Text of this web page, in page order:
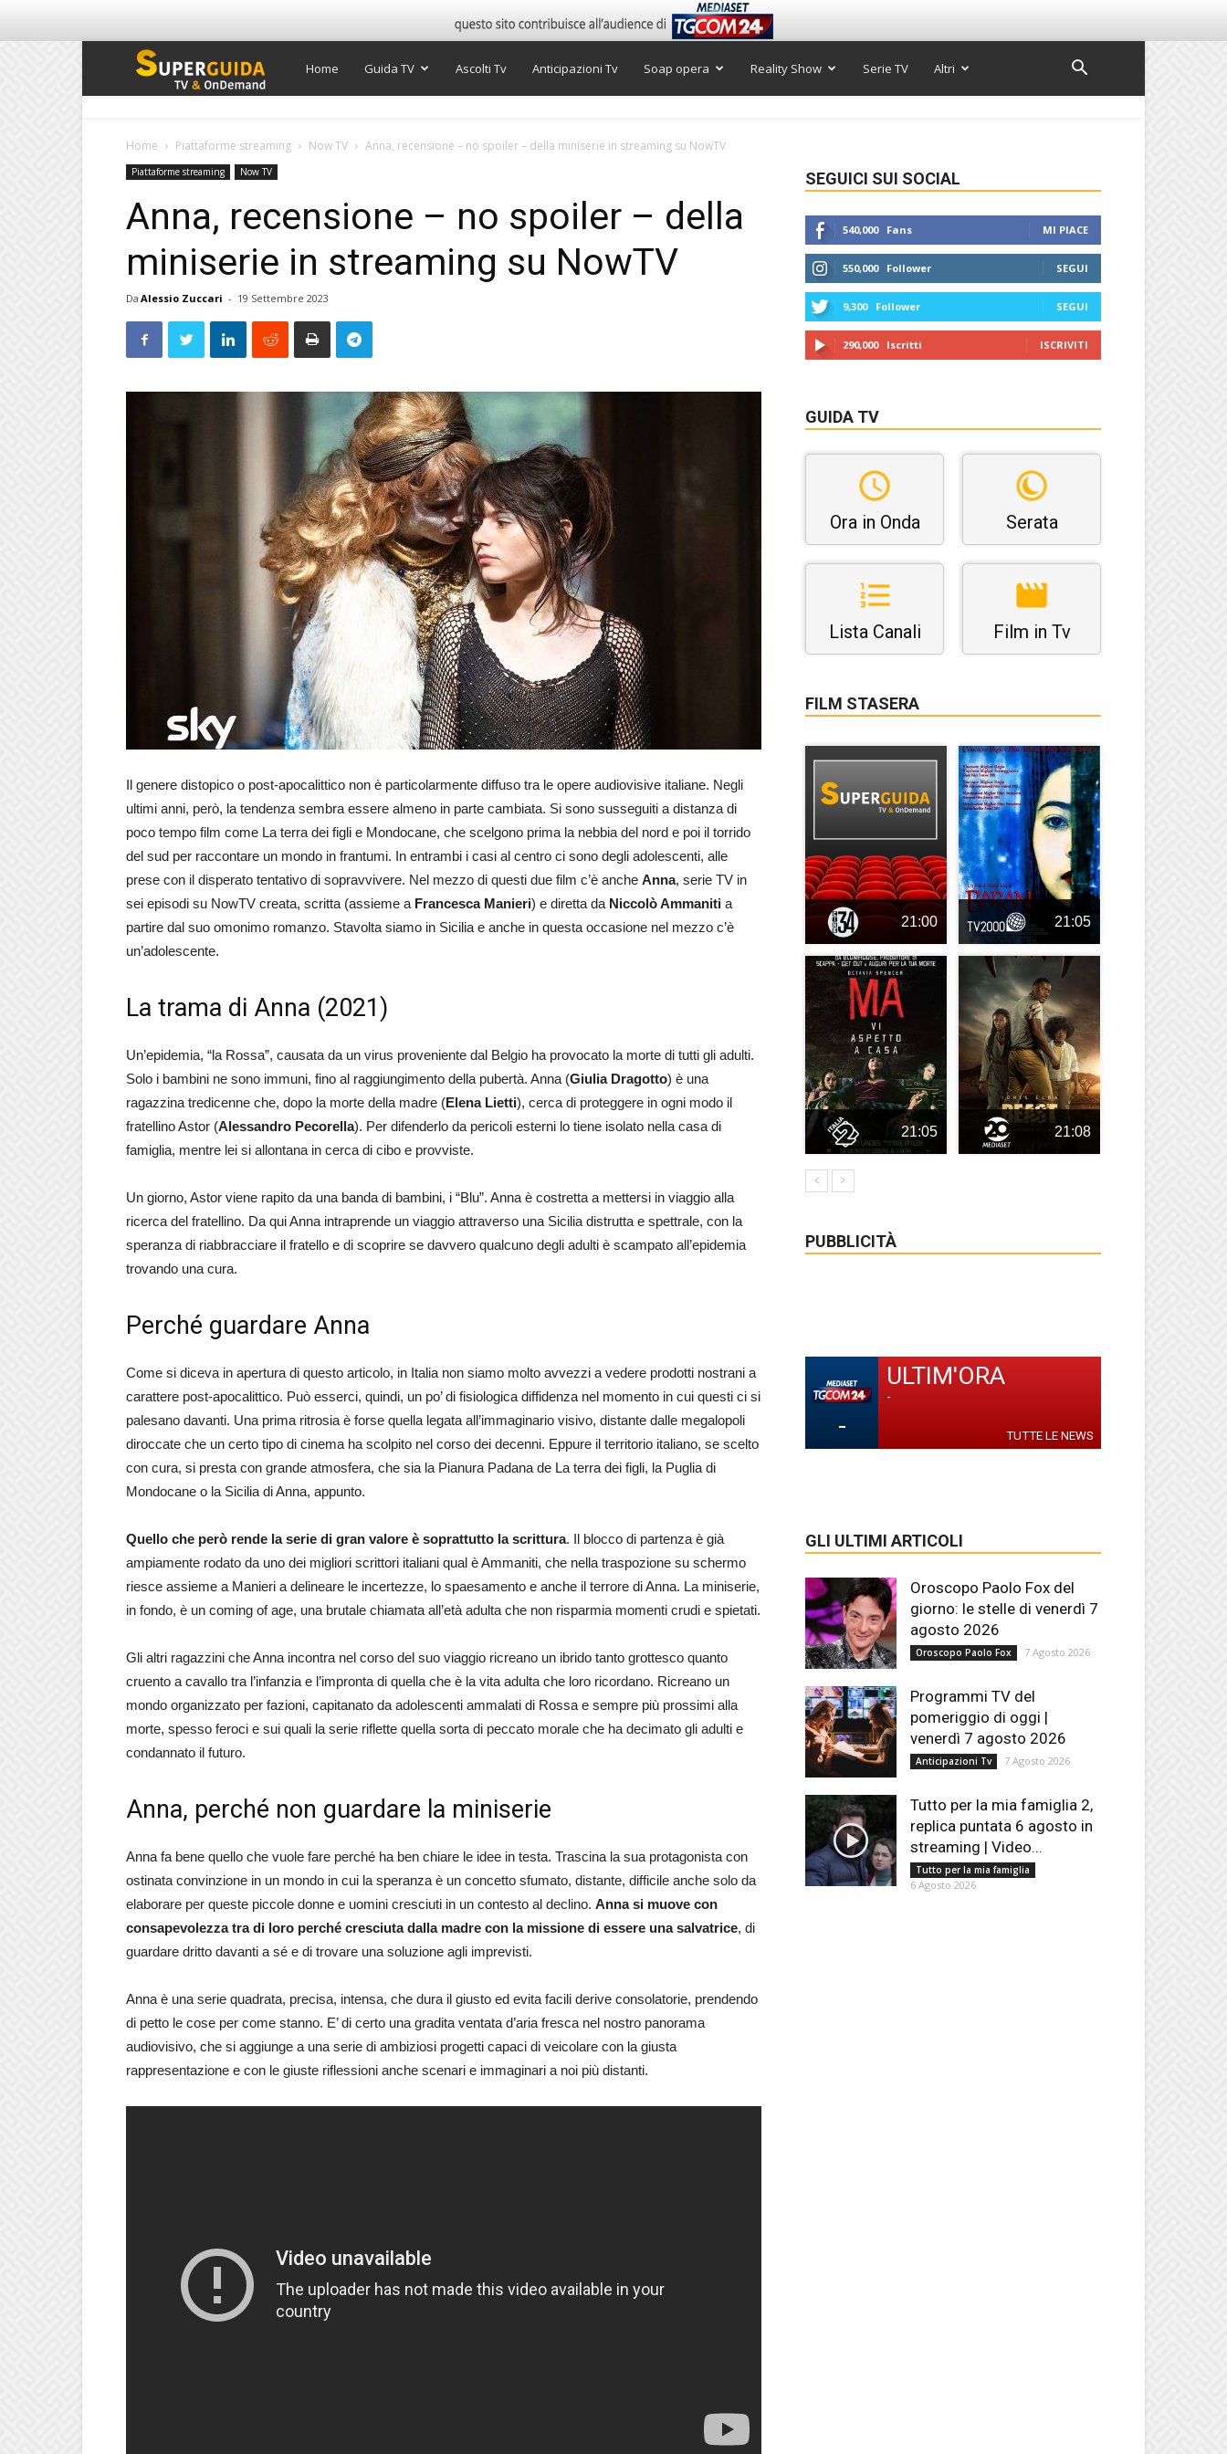
Super
Home Guida TV Ascolti Tv Anticipazioni Tv Soap opera Reality Show Serie TV Altri
Home Piattaforme streaming Now TV Anna, recensione – no spoiler – della miniserie in streaming su NowTV
Piattaforme streaming Now TV
Anna, recensione – no spoiler – della
miniserie in streaming su NowTV
Da Alessio Zuccari - 19 Settembre 2023
Il genere distopico o post-apocalittico non è particolarmente diffuso tra le opere audiovisive italiane. Negli
ultimi anni, però, la tendenza sembra essere almeno in parte cambiata. Si sono susseguiti a distanza di
poco tempo film come La terra dei figli e Mondocane, che scelgono prima la nebbia del nord e poi il torrido
del sud per raccontare un mondo in frantumi. In entrambi i casi al centro ci sono degli adolescenti, alle
prese con il disperato tentativo di sopravvivere. Nel mezzo di questi due film c’è anche Anna, serie TV in
sei episodi su NowTV creata, scritta (assieme a Francesca Manieri) e diretta da Niccolò Ammaniti a
partire dal suo omonimo romanzo. Stavolta siamo in Sicilia e anche in questa occasione nel mezzo c’è
un’adolescente.
La trama di Anna (2021)
Un’epidemia, “la Rossa”, causata da un virus proveniente dal Belgio ha provocato la morte di tutti gli adulti.
Solo i bambini ne sono immuni, fino al raggiungimento della pubertà. Anna (Giulia Dragotto) è una
ragazzina tredicenne che, dopo la morte della madre (Elena Lietti), cerca di proteggere in ogni modo il
fratellino Astor (Alessandro Pecorella). Per difenderlo da pericoli esterni lo tiene isolato nella casa di
famiglia, mentre lei si allontana in cerca di cibo e provviste.
Un giorno, Astor viene rapito da una banda di bambini, i “Blu”. Anna è costretta a mettersi in viaggio alla
ricerca del fratellino. Da qui Anna intraprende un viaggio attraverso una Sicilia distrutta e spettrale, con la
speranza di riabbracciare il fratello e di scoprire se davvero qualcuno degli adulti è scampato all’epidemia
trovando una cura.
Perché guardare Anna
Come si diceva in apertura di questo articolo, in Italia non siamo molto avvezzi a vedere prodotti nostrani a
carattere post-apocalittico. Può esserci, quindi, un po’ di fisiologica diffidenza nel momento in cui questi ci si
palesano davanti. Una prima ritrosia è forse quella legata all’immaginario visivo, distante dalle megalopoli
diroccate che un certo tipo di cinema ha scolpito nel corso dei decenni. Eppure il territorio italiano, se scelto
con cura, si presta con grande atmosfera, che sia la Pianura Padana de La terra dei figli, la Puglia di
Mondocane o la Sicilia di Anna, appunto.
Quello che però rende la serie di gran valore è soprattutto la scrittura. Il blocco di partenza è già
ampiamente rodato da uno dei migliori scrittori italiani qual è Ammaniti, che nella traspozione su schermo
riesce assieme a Manieri a delineare le incertezze, lo spaesamento e anche il terrore di Anna. La miniserie,
in fondo, è un coming of age, una brutale chiamata all’età adulta che non risparmia momenti crudi e spietati.
Gli altri ragazzini che Anna incontra nel corso del suo viaggio ricreano un ibrido tanto grottesco quanto
cruento a cavallo tra l’infanzia e l’impronta di quella che è la vita adulta che loro ricordano. Ricreano un
mondo organizzato per fazioni, capitanato da adolescenti ammalati di Rossa e sempre più prossimi alla
morte, spesso feroci e sui quali la serie riflette quella sorta di peccato morale che ha decimato gli adulti e
condannato il futuro.
Anna, perché non guardare la miniserie
Anna fa bene quello che vuole fare perché ha ben chiare le idee in testa. Trascina la sua protagonista con
ostinata convinzione in un mondo in cui la speranza è un concetto sfumato, distante, difficile anche solo da
elaborare per queste piccole donne e uomini cresciuti in un contesto al declino. Anna si muove con
consapevolezza tra di loro perché cresciuta dalla madre con la missione di essere una salvatrice, di
guardare dritto davanti a sé e di trovare una soluzione agli imprevisti.
Anna è una serie quadrata, precisa, intensa, che dura il giusto ed evita facili derive consolatorie, prendendo
di petto le cose per come stanno. E’ di certo una gradita ventata d’aria fresca nel nostro panorama
audiovisivo, che si aggiunge a una serie di ambiziosi progetti capaci di veicolare con la giusta
rappresentazione e con le giuste riflessioni anche scenari e immaginari a noi più distanti.
SEGUICI SUI SOCIAL
540,000 Fans MI PIACE
550,000 Follower SEGUI
9,300 Follower SEGUI
290,000 Iscritti ISCRIVITI
GUIDA TV
Ora in Onda Serata
Lista Canali Film in Tv
FILM STASERA
21:00 21:05
21:05 21:08
PUBBLICITÀ
-
ULTIM'ORA
-
TUTTE LE NEWS
GLI ULTIMI ARTICOLI
Oroscopo Paolo Fox del
giorno: le stelle di venerdì 7
agosto 2026
Oroscopo Paolo Fox 7 Agosto 2026
Programmi TV del
pomeriggio di oggi |
venerdì 7 agosto 2026
Anticipazioni Tv 7 Agosto 2026
Tutto per la mia famiglia 2,
replica puntata 6 agosto in
streaming | Video...
Tutto per la mia famiglia
6 Agosto 2026